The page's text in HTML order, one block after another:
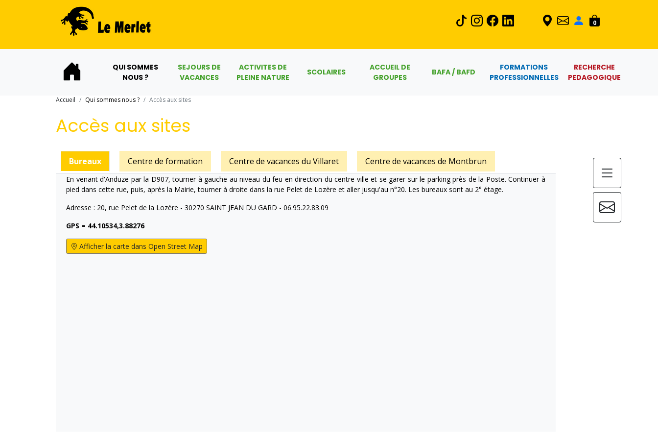
0
QUI SOMMES
NOUS ?
SEJOURS DE
VACANCES
ACTIVITES DE
PLEINE NATURE
SCOLAIRES
ACCUEIL DE
GROUPES
BAFA / BAFD
FORMATIONS
PROFESSIONNELLES
RECHERCHE
PEDAGOGIQUE
Accueil Qui sommes nous ? Accès aux sites
Accès aux sites
Bureaux Centre de formation Centre de vacances du Villaret Centre de vacances de Montbrun
En venant d'Anduze par la D907, tourner à gauche au niveau du feu en direction du centre ville et se garer sur le parking près de la Poste. Continuer à
pied dans cette rue, puis, après la Mairie, tourner à droite dans la rue Pelet de Lozère et aller jusqu'au n°20. Les bureaux sont au 2° étage.
Adresse : 20, rue Pelet de la Lozère - 30270 SAINT JEAN DU GARD - 06.95.22.83.09
GPS = 44.10534,3.88276
Afficher la carte dans Open Street Map